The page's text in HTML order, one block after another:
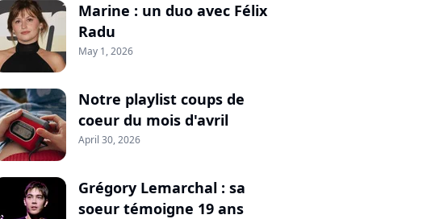
Marine : un duo avec Félix
Radu
May 1, 2026
Notre playlist coups de
coeur du mois d'avril
April 30, 2026
Grégory Lemarchal : sa
soeur témoigne 19 ans